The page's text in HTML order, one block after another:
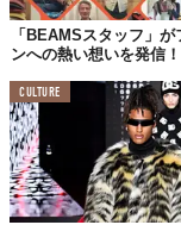
クリエイティブエー
ブオフィサーである
Fashion』に対し、
る。この言葉通り、
ブランドが、こぞっ
その表現も、単に美
い。
「BEAMSスタッフ」が
ンへの熱い想いを発信！
CULTURE